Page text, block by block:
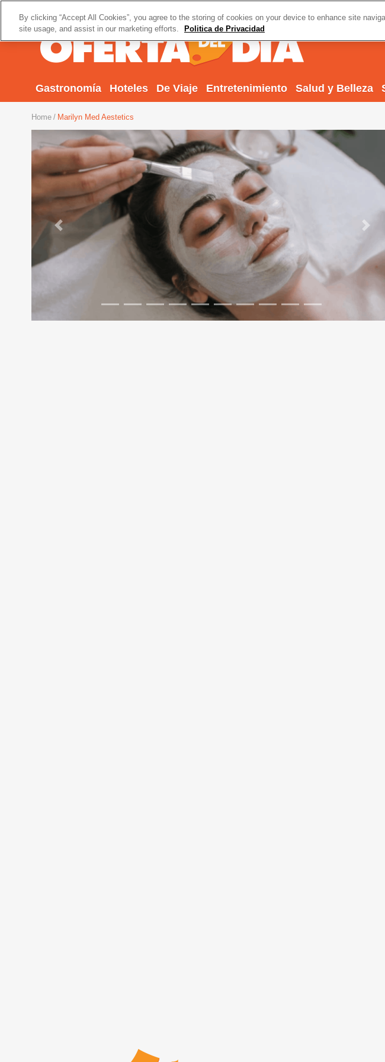
Gastronomía Hoteles De Viaje Entretenimiento Salud y Belleza
Home Marilyn Med Aestetics
Previous Next
By clicking “Accept All Cookies”, you agree to the storing of cookies on your device to enhance site
site usage, and assist in our marketing efforts.
Politica de Privacidad